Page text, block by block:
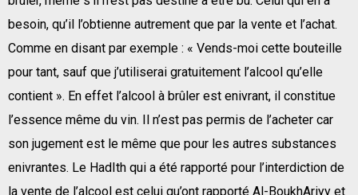
besoin, qu’il l’obtienne autrement que par la vente et l’achat.
Comme en disant par exemple : « Vends-moi cette bouteille
pour tant, sauf que j’utiliserai gratuitement l’alcool qu’elle
contient ». En effet l’alcool à brûler est enivrant, il constitue
l’essence même du vin. Il n’est pas permis de l’acheter car
son jugement est le même que pour les autres substances
enivrantes. Le HadIth qui a été rapporté pour l’interdiction de
la vente de l’alcool est celui qu’ont rapporté Al-BoukhAriyy et